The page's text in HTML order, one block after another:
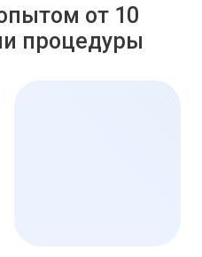
от 10
процедуры